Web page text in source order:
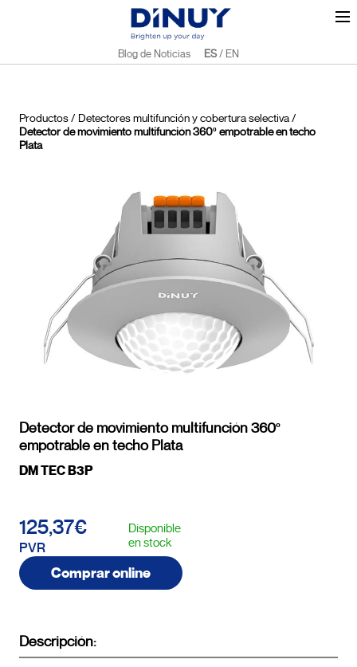
Blog de Noticias ES/ EN
Productos/ Detectores multifunción y cobertura selectiva/
Detector de movimiento multifunción 360º empotrable en techo
Plata
Detector de movimiento multifunción 360º
empotrable en techo Plata
DM TEC B3P
125,37€
PVR
Disponible
en stock
Comprar online
Descripción: